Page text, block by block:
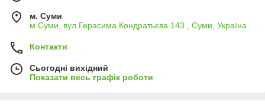
м. Суми
м.Суми, вул.Герасима Кондратьєва 143 , Суми, Україна
Контакти
Сьогодні вихідний
Показати весь графік роботи